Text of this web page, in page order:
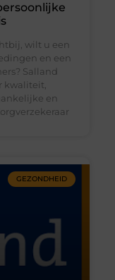
wilt u een
en een
Salland
kwaliteit,
en
GEZONDHEID